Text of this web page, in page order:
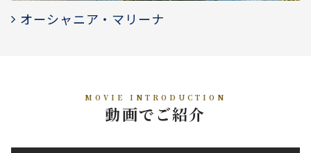
オーシャニア・マリーナ
MOVIE INTRODUCTION
動画でご紹介